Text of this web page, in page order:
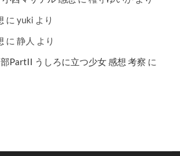
にyuki より
に静人 より
PartII うしろに立つ少女 感想 考察 に